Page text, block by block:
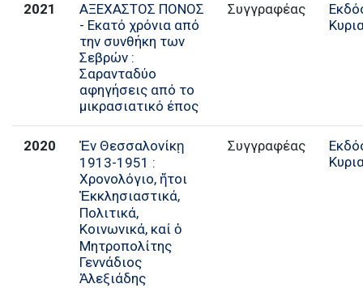
2021
ΑΞΕΧΑΣΤΟΣ ΠΟΝΟΣ
- Εκατό χρόνια από
την συνθήκη των
Σεβρών :
Σαρανταδύο
αφηγήσεις από το
μικρασιατικό έπος
Συγγραφέας
2020
Ἐν Θεσσαλονίκῃ
1913-1951 :
Χρονολόγιο, ἤτοι
Ἐκκλησιαστικά,
Πολιτικά,
Κοινωνικά, καί ὁ
Μητροπολίτης
Γεννάδιος
Ἀλεξιάδης
Συγγραφέας